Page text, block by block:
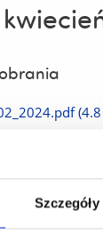
Szczegóły
Rzeszowski